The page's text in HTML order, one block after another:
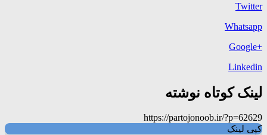
Twitter
Whatsapp
+Google
Linkedin
لینک کوتاه نوشته
https://partojonoob.ir/?p=62629
کپی لینک